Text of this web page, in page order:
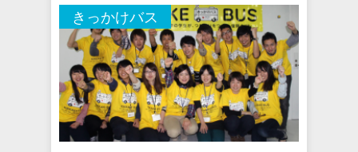
きっかけバス